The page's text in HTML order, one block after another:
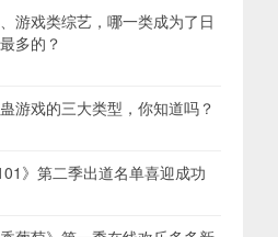
游戏类综艺，哪一类成为了日
多的？
游戏的三大类型，你知道吗？
》第二季出道名单喜迎成功